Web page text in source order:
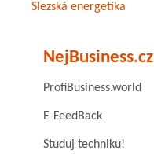
Slezská energetika
NejBusiness.cz
ProfiBusiness.world
E-FeedBack
Studuj techniku!